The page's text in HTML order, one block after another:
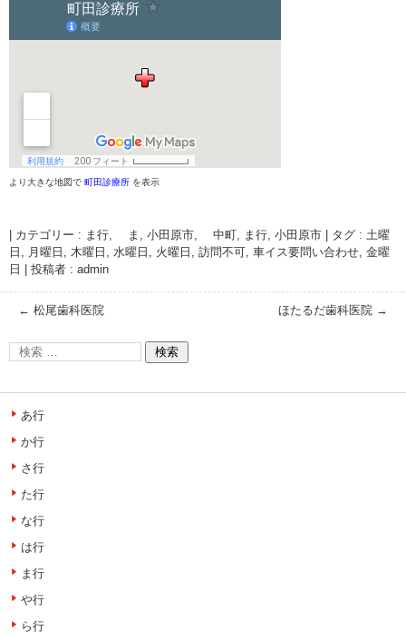
より大きな地図で 町田診療所 を表示
カテゴリー : ま行, ま , 小田原市, 中町, ま行, 小田原市 タグ : 土曜
日 , 月曜日 , 木曜日 , 水曜日 , 火曜日 , 訪問不可, 車イス要問い合わせ, 金曜
日
投稿者 : admin
← 松尾歯科医院 ほたるだ歯科医院 →
あ行
か行
さ行
た行
な行
は行
ま行
や行
ら行